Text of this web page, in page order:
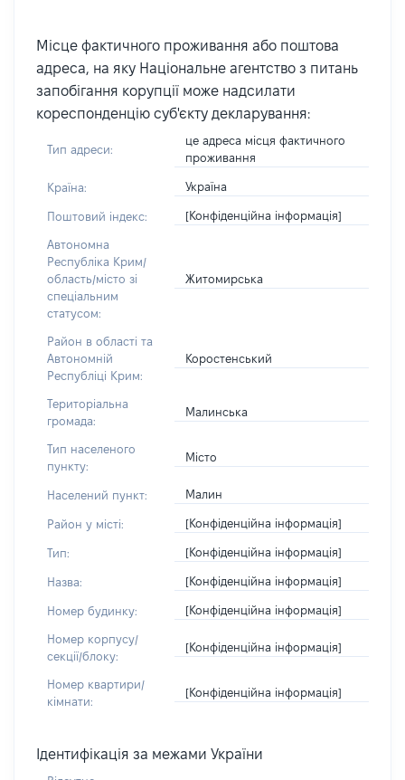
Місце фактичного проживання або поштова
адреса, на яку Національне агентство з питань
запобігання корупції може надсилати
кореспонденцію суб'єкту декларування:
Тип адреси:
це адреса місця фактичного
проживання
Країна: Україна
Поштовий індекс: [Конфіденційна інформація]
Автономна
Республіка Крим/
область/місто зі
спеціальним
статусом:
Житомирська
Район в області та
Автономній
Республіці Крим:
Коростенський
Територіальна
громада:
Малинська
Тип населеного
пункту:
Місто
Населений пункт: Малин
Район у місті: [Конфіденційна інформація]
Тип: [Конфіденційна інформація]
Назва: [Конфіденційна інформація]
Номер будинку: [Конфіденційна інформація]
Номер корпусу/
секції/блоку:
[Конфіденційна інформація]
Номер квартири/
кімнати:
[Конфіденційна інформація]
Ідентифікація за межами України